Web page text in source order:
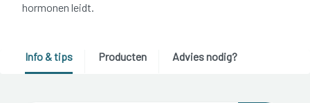
hormonen leidt.
Info & tips Producten Advies nodig?